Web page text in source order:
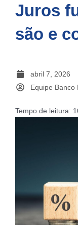
Juros
são e
abril 7, 2026
Equipe Banco
Tempo de leitura: